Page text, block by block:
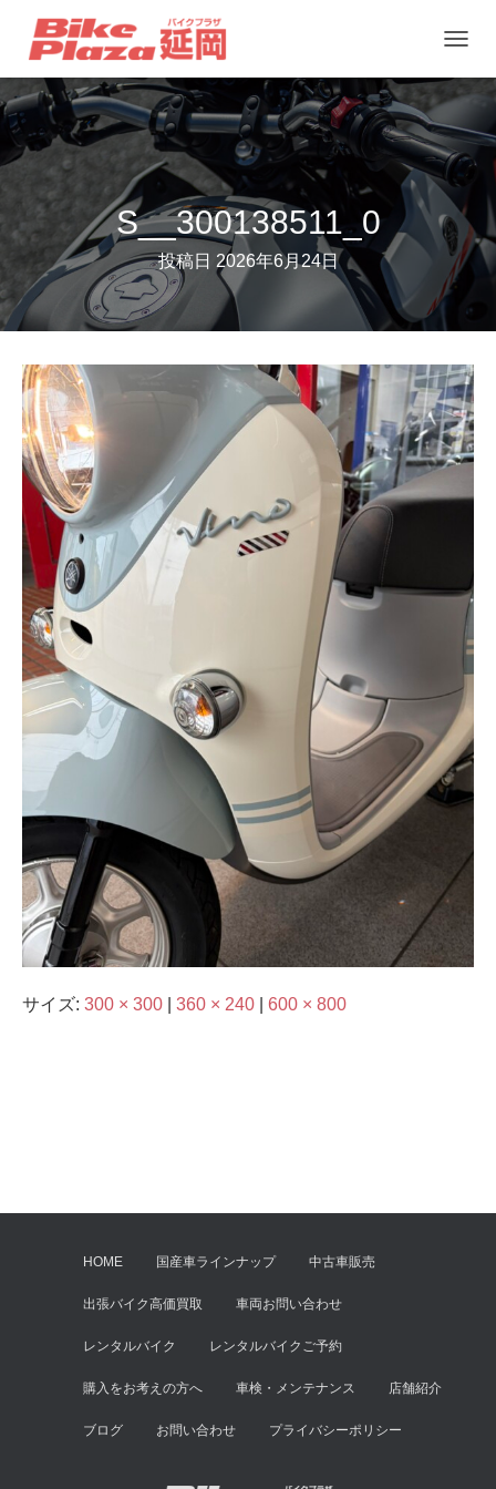
ビ
ー
シ
ョ
ン
を
り
え
S__300138511_0
投稿日 2026年6月24日
サイズ: 300 × 300 360 × 240 600 × 800
HOME 国産車ラインナップ 中古車販売
出張バイク高価買取 車両お問い合わせ
レンタルバイク レンタルバイクご予約
購入をお考えの方へ 車検・メンテナンス 店舗紹介
ブログ お問い合わせ プライバシーポリシー